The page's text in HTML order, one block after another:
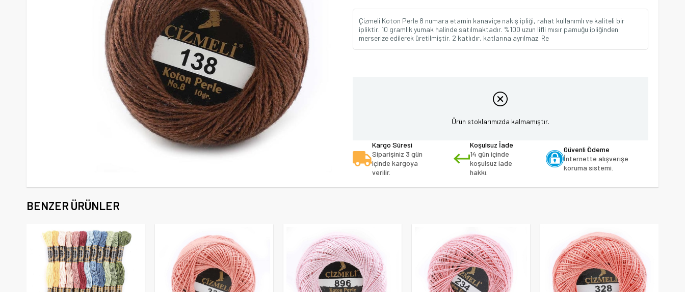
Çizmeli Koton Perle 8 numara etamin kanaviçe nakış ipliği, rahat kullanımlı ve kaliteli bir
ipliktir. 10 gramlık yumak halinde satılmaktadır. %100 uzun lifli mısır pamuğu ipliğinden
merserize edilerek üretilmiştir. 2 katlıdır, katlarına ayrılmaz. Re
Ürün stoklarımızda kalmamıştır.
Kargo Süresi
Siparişiniz 3 gün
içinde kargoya
verilir.
Koşulsuz İade
14 gün içinde
koşulsuz iade
hakkı.
Güvenli Ödeme
İnternette alışverişe
koruma sistemi.
BENZER ÜRÜNLER